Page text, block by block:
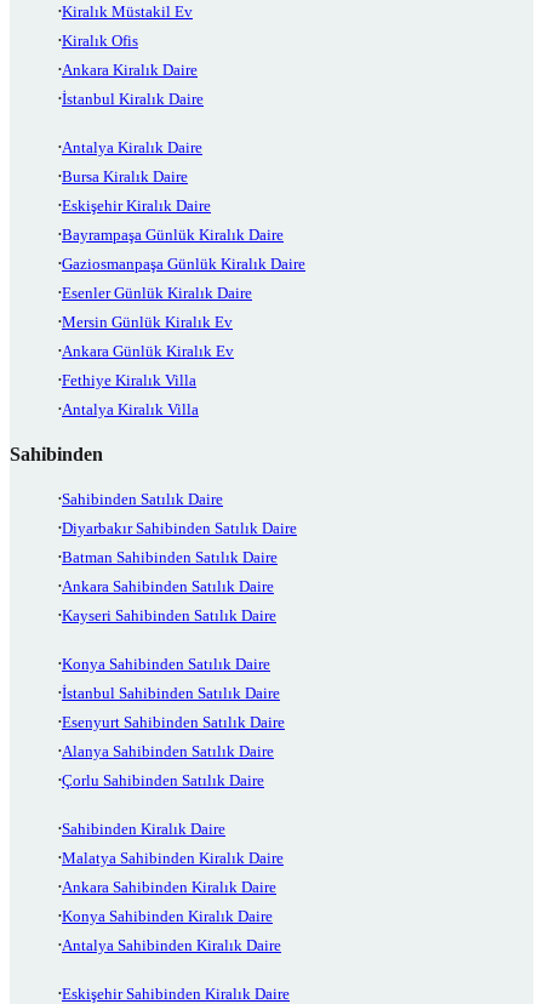
Kiralık Müstakil Ev
Kiralık Ofis
Ankara Kiralık Daire
İstanbul Kiralık Daire
Antalya Kiralık Daire
Bursa Kiralık Daire
Eskişehir Kiralık Daire
Bayrampaşa Günlük Kiralık Daire
Gaziosmanpaşa Günlük Kiralık Daire
Esenler Günlük Kiralık Daire
Mersin Günlük Kiralık Ev
Ankara Günlük Kiralık Ev
Fethiye Kiralık Villa
Antalya Kiralık Villa
Sahibinden
Sahibinden Satılık Daire
Diyarbakır Sahibinden Satılık Daire
Batman Sahibinden Satılık Daire
Ankara Sahibinden Satılık Daire
Kayseri Sahibinden Satılık Daire
Konya Sahibinden Satılık Daire
İstanbul Sahibinden Satılık Daire
Esenyurt Sahibinden Satılık Daire
Alanya Sahibinden Satılık Daire
Çorlu Sahibinden Satılık Daire
Sahibinden Kiralık Daire
Malatya Sahibinden Kiralık Daire
Ankara Sahibinden Kiralık Daire
Konya Sahibinden Kiralık Daire
Antalya Sahibinden Kiralık Daire
Eskişehir Sahibinden Kiralık Daire